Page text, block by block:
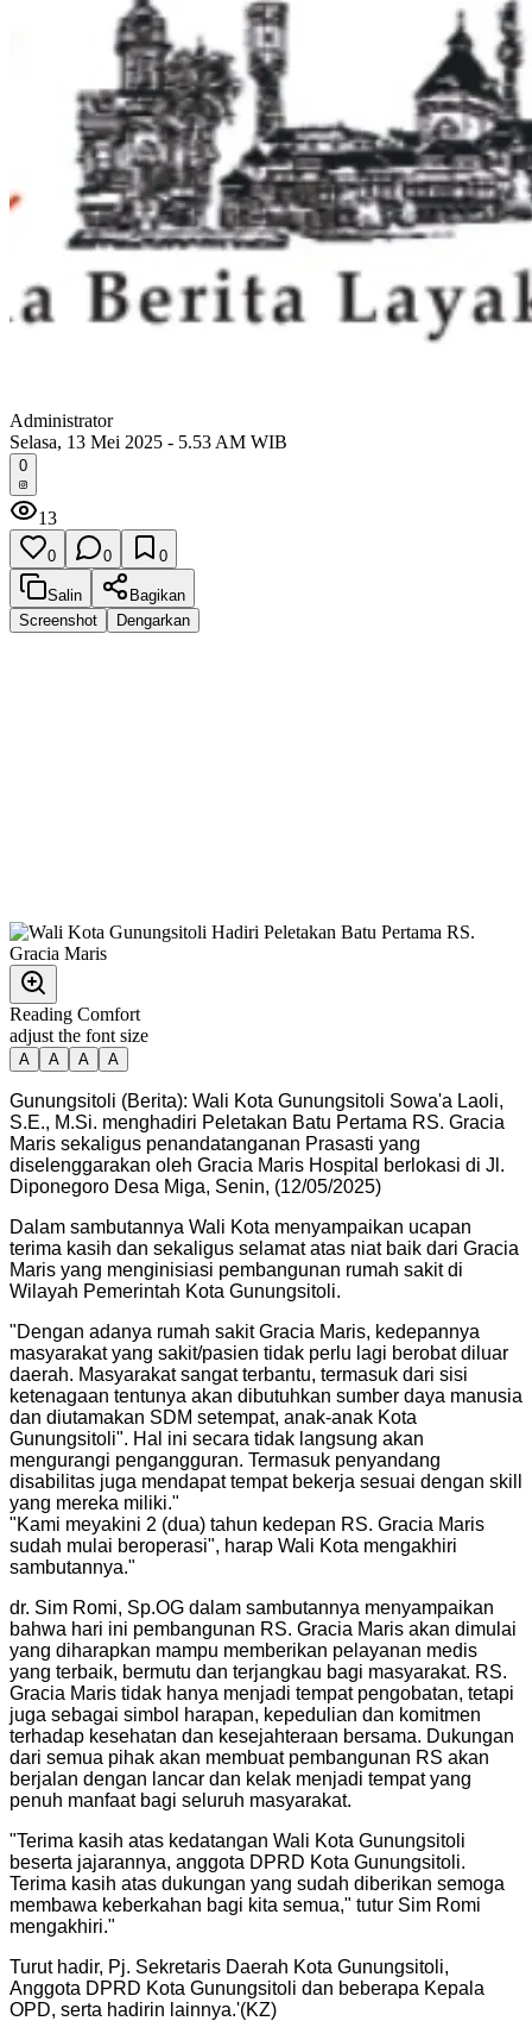
Administrator
Selasa, 13 Mei 2025 - 5.53 AM WIB
0
13
0 0 0
Salin
Bagikan
Screenshot
Dengarkan
Reading Comfort
adjust the font size
A A A A
Gunungsitoli (Berita): Wali Kota Gunungsitoli Sowa'a Laoli,
S.E., M.Si. menghadiri Peletakan Batu Pertama RS. Gracia
Maris sekaligus penandatanganan Prasasti yang
diselenggarakan oleh Gracia Maris Hospital berlokasi di Jl.
Diponegoro Desa Miga, Senin, (12/05/2025)
Dalam sambutannya Wali Kota menyampaikan ucapan
terima kasih dan sekaligus selamat atas niat baik dari Gracia
Maris yang menginisiasi pembangunan rumah sakit di
Wilayah Pemerintah Kota Gunungsitoli.
"Dengan adanya rumah sakit Gracia Maris, kedepannya
masyarakat yang sakit/pasien tidak perlu lagi berobat diluar
daerah. Masyarakat sangat terbantu, termasuk dari sisi
ketenagaan tentunya akan dibutuhkan sumber daya manusia
dan diutamakan SDM setempat, anak-anak Kota
Gunungsitoli". Hal ini secara tidak langsung akan
mengurangi pengangguran. Termasuk penyandang
disabilitas juga mendapat tempat bekerja sesuai dengan skill
yang mereka miliki."
"Kami meyakini 2 (dua) tahun kedepan RS. Gracia Maris
sudah mulai beroperasi", harap Wali Kota mengakhiri
sambutannya."
dr. Sim Romi, Sp.OG dalam sambutannya menyampaikan
bahwa hari ini pembangunan RS. Gracia Maris akan dimulai
yang diharapkan mampu memberikan pelayanan medis
yang terbaik, bermutu dan terjangkau bagi masyarakat. RS.
Gracia Maris tidak hanya menjadi tempat pengobatan, tetapi
juga sebagai simbol harapan, kepedulian dan komitmen
terhadap kesehatan dan kesejahteraan bersama. Dukungan
dari semua pihak akan membuat pembangunan RS akan
berjalan dengan lancar dan kelak menjadi tempat yang
penuh manfaat bagi seluruh masyarakat.
"Terima kasih atas kedatangan Wali Kota Gunungsitoli
beserta jajarannya, anggota DPRD Kota Gunungsitoli.
Terima kasih atas dukungan yang sudah diberikan semoga
membawa keberkahan bagi kita semua," tutur Sim Romi
mengakhiri."
Turut hadir, Pj. Sekretaris Daerah Kota Gunungsitoli,
Anggota DPRD Kota Gunungsitoli dan beberapa Kepala
OPD, serta hadirin lainnya.'(KZ)